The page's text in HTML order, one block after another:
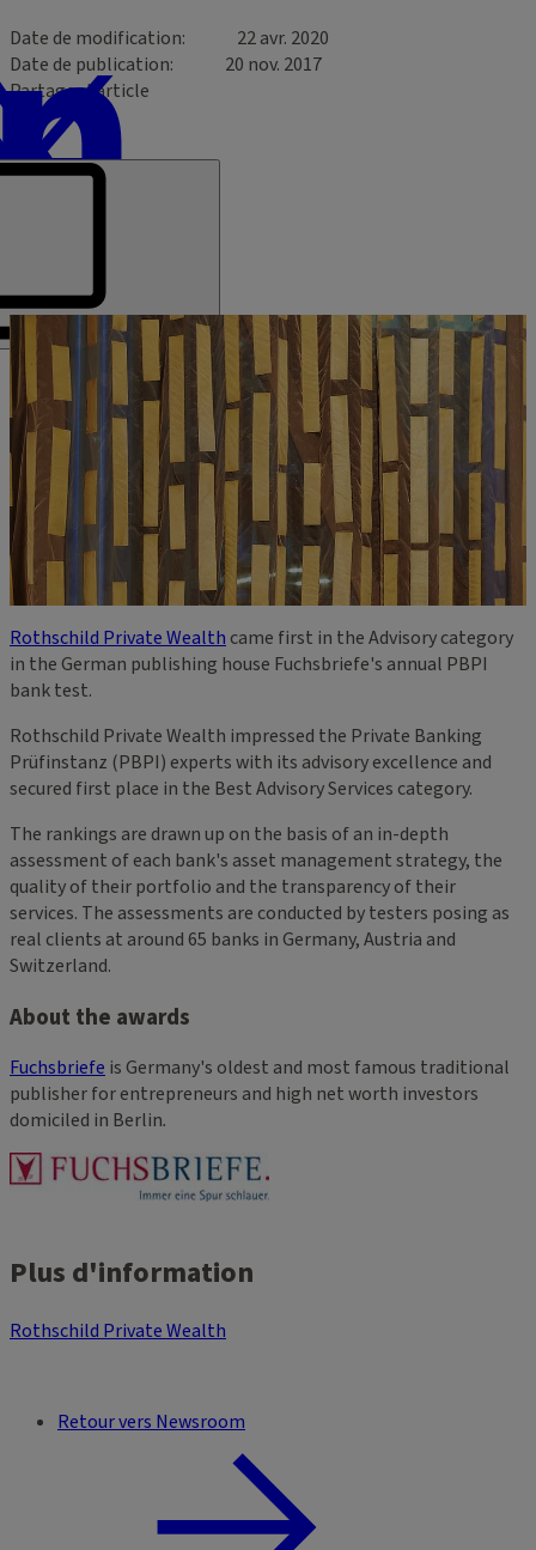
Date de modification
22 avr. 2020
Date de publication
20 nov. 2017
Partager l’article
Rothschild Private Wealth came first in the Advisory category
in the German publishing house Fuchsbriefe's annual PBPI
bank test.
Rothschild Private Wealth impressed the Private Banking
Prüfinstanz (PBPI) experts with its advisory excellence and
secured first place in the Best Advisory Services category.
The rankings are drawn up on the basis of an in-depth
assessment of each bank's asset management strategy, the
quality of their portfolio and the transparency of their
services. The assessments are conducted by testers posing as
real clients at around 65 banks in Germany, Austria and
Switzerland.
About the awards
Fuchsbriefe is Germany's oldest and most famous traditional
publisher for entrepreneurs and high net worth investors
domiciled in Berlin.
Plus d'information
Rothschild Private Wealth
Retour vers Newsroom